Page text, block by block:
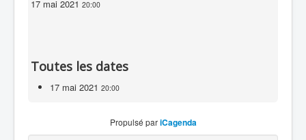
Villars Infos
17 mai 2021 20:00
Toutes les dates
17 mai 202120:00
Propulsé pariCagenda